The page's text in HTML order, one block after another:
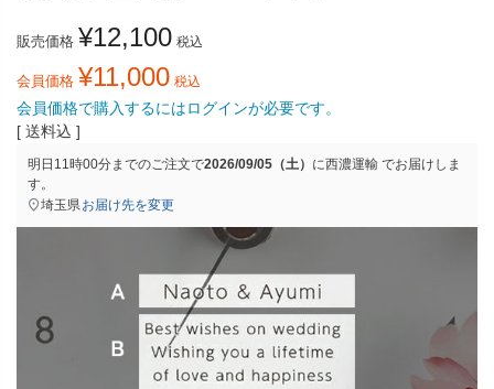
販売価格 ¥12,100 税込
会員価格 ¥11,000 税込
会員価格で購入するにはログインが必要です。
送料込
明日 11時00分までのご注文で2026/09/05（土） に西濃運輸 でお届けしま
す。
埼玉県お届け先を変更